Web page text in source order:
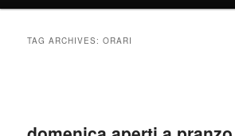
TAG ARCHIVES:ORARI